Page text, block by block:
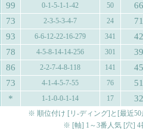
99 0-1-5-1-1-42 50 66
73 2-3-5-3-4-7 24 71
93 6-6-12-22-16-279 341 42
78 4-5-8-14-14-256 301 39
86 2-2-7-4-8-118 141 45
73 4-1-4-5-7-55 76 51
* 1-1-0-0-1-14 17 32
※ 順位付け [リ-ディング]と[最近
※ [軸] 1～3番人気 [穴] 4